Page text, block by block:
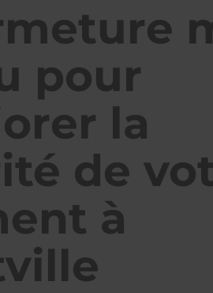
pour
la
de
à